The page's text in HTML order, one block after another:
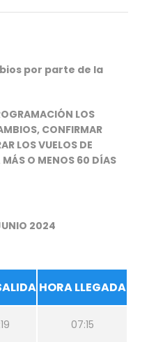
por parte de la
LOS
CONFIRMAR
LOS VUELOS DE
O MENOS 60 DÍAS
2024
HORA LLEGADA
07:15